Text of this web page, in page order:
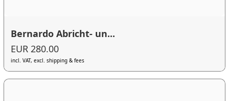
Bernardo Abricht- un...
EUR 280.00
incl. VAT, excl. shipping & fees